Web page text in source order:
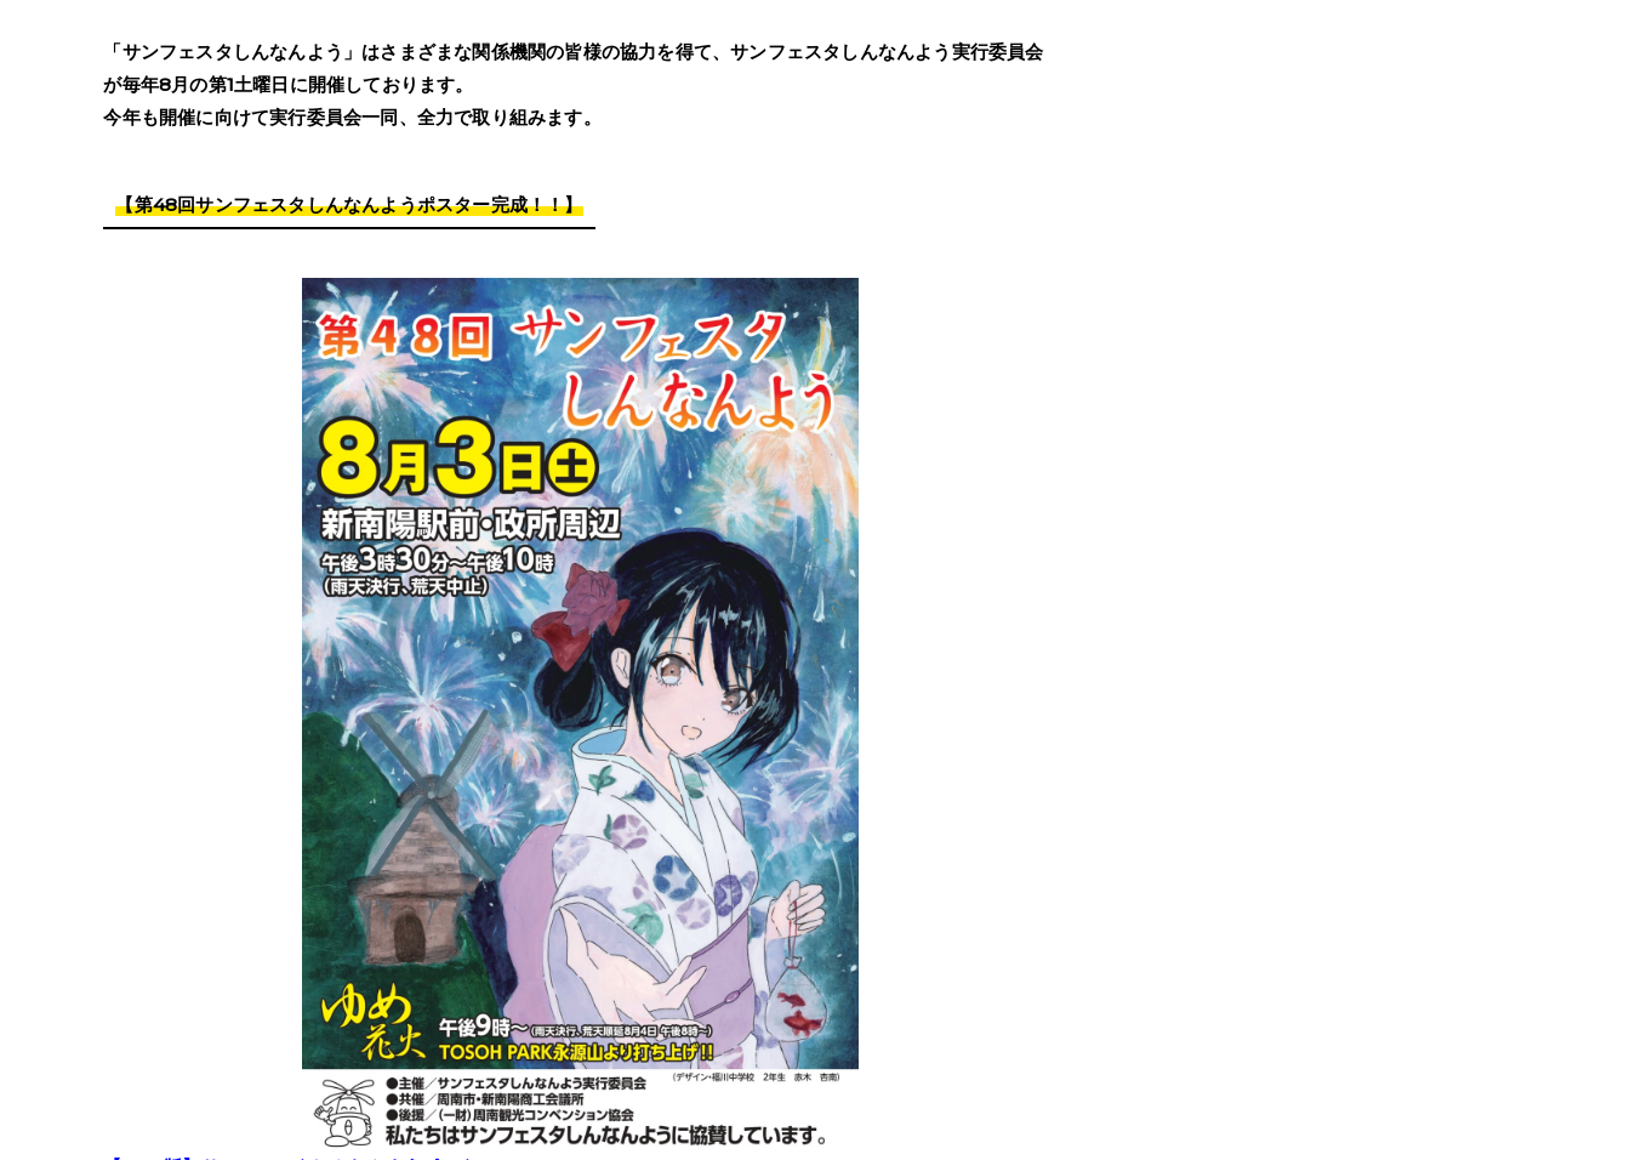
「サンフェスタしんなんよう」はさまざまな関係機関の皆様の協力を得て、サンフェスタしんなんよう実行委員会
が毎年8月の第1土曜日に開催しております。
今年も開催に向けて実行委員会一同、全力で取り組みます。
【第48回サンフェスタしんなんようポスター完成！！】